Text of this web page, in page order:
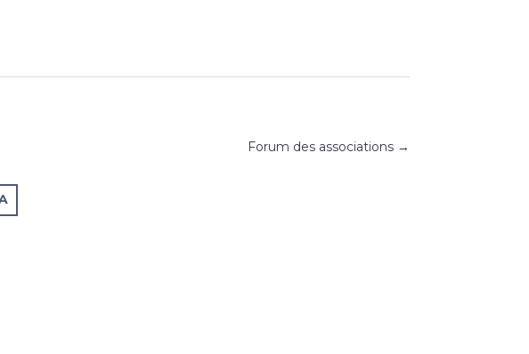
Forum des associations→